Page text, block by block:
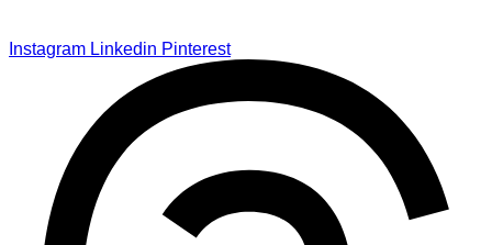
Instagram Linkedin Pinterest